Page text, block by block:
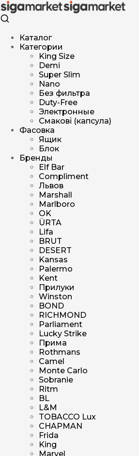
Каталог
Категории
King Size
Demi
Super Slim
Nano
Без фильтра
Duty-Free
Электронные
Смакові (капсула)
Фасовка
Ящик
Блок
Бренды
Elf Bar
Compliment
Львов
Marshall
Marlboro
OK
ÜRTA
Lifa
BRUT
DESERT
Kansas
Palermo
Kent
Прилуки
Winston
BOND
RICHMOND
Parliament
Lucky Strike
Прима
Rothmans
Camel
Monte Carlo
Sobranie
Ritm
BL
L&M
TOBACCO Lux
CHAPMAN
Frida
King
Marvel